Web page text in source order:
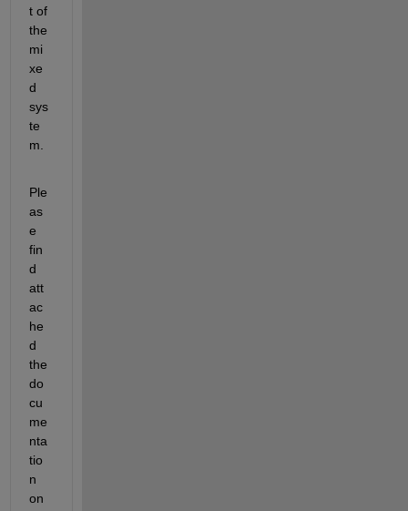
t of
the
mi
xe
sys
te
m.
Ple
as
e
fin
att
ac
he
d
the
do
cu
me
nta
tio
n
on